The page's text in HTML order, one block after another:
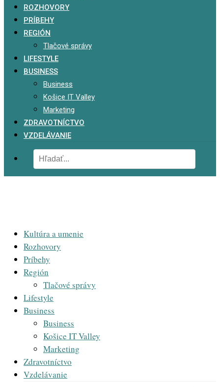
ROZHOVORY
PRÍBEHY
REGIÓN
Tlačové správy
LIFESTYLE
BUSINESS
Business
Košice IT Valley
Marketing
ZDRAVOTNÍCTVO
VZDELÁVANIE
Kultúra a umenie
Rozhovory
Príbehy
Región
Tlačové správy
Lifestyle
Business
Business
Košice IT Valley
Marketing
Zdravotníctvo
Vzdelávanie